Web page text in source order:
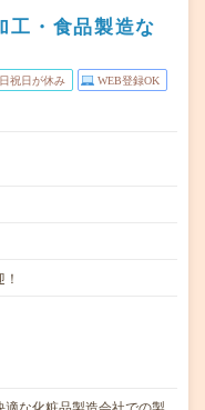
工・食品製造な
祝日が休み WEB登録OK
な化粧品製造会社での製